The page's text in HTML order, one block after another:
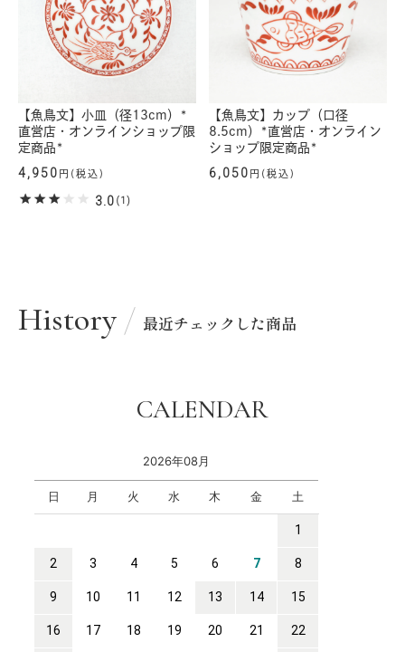
【魚鳥文】小皿（径13cm）*
直営店・オンラインショップ限
定商品*
4,950 円(税込)
3.0 (1)
【魚鳥文】カップ（口径
8.5cm）*直営店・オンライン
ショップ限定商品*
6,050 円(税込)
History 最近チェックした商品
CALENDAR